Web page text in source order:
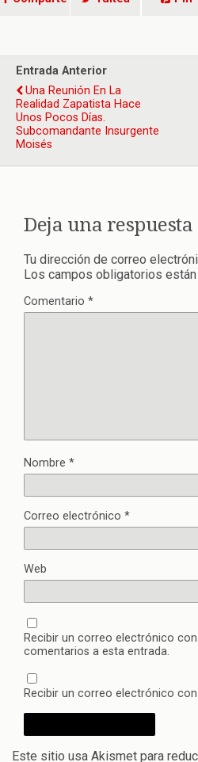
Entrada Anterior
Una Reunión En La
Realidad Zapatista Hace
Unos Pocos Días.
Subcomandante Insurgente
Moisés
Deja una respuesta
Tu dirección de correo
Los campos obligatorios
Comentario *
Nombre *
Correo electrónico *
Web
Recibir un correo electrónico
comentarios a esta entrada.
Recibir un correo electrónico
Este sitio usa Akismet para